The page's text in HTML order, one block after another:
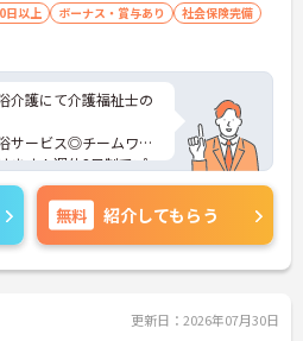
日以上 ボーナス・賞与あり
社会保険完備
介護にて介護福祉士の
サービス◎チームワー
ます！週休2日制でプ
す♪
ポイントなど、さら
でお気軽にご相談くだ
無料 紹介してもらう
更新日：2026年07月30日